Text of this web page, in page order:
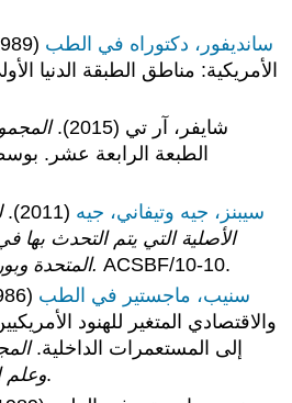
سانديفور، دكتوراه في الطب
الأمريكية: مناطق الطبقة الدنيا
شايفر، آر تي (2015).
الطبعة الرابعة عشر.
سيبنز، جيه وتيفاني، جيه (2011).
الأصلية التي يتم التحدث بها
المتحدة وبورتوريكو: 2006-2010.ACSBF/10-10.
سنيب، ماجستير في الطب
والاقتصادي المتغير للهنود
إلى المستعمرات الداخلية.
وعلم45، 145-57.